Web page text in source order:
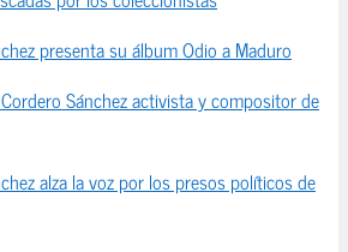
presenta su álbum Odio a Maduro
Sánchez activista y compositor de
alza la voz por los presos políticos de